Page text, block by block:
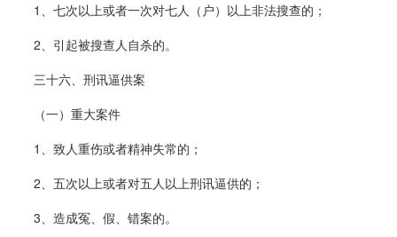
1、七次以上或者一次对七人（户）以上非法搜查的；
2、引起被搜查人自杀的。
三十六、刑讯逼供案
（一）重大案件
1、致人重伤或者精神失常的；
2、五次以上或者对五人以上刑讯逼供的；
3、造成冤、假、错案的。